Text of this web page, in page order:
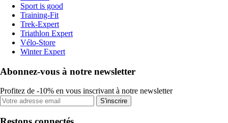
Sport is good
Training-Fit
Trek-Expert
Triathlon Expert
Vélo-Store
Winter Expert
Abonnez-vous à notre newsletter
Profitez de -10% en vous inscrivant à notre newsletter
S'inscrire